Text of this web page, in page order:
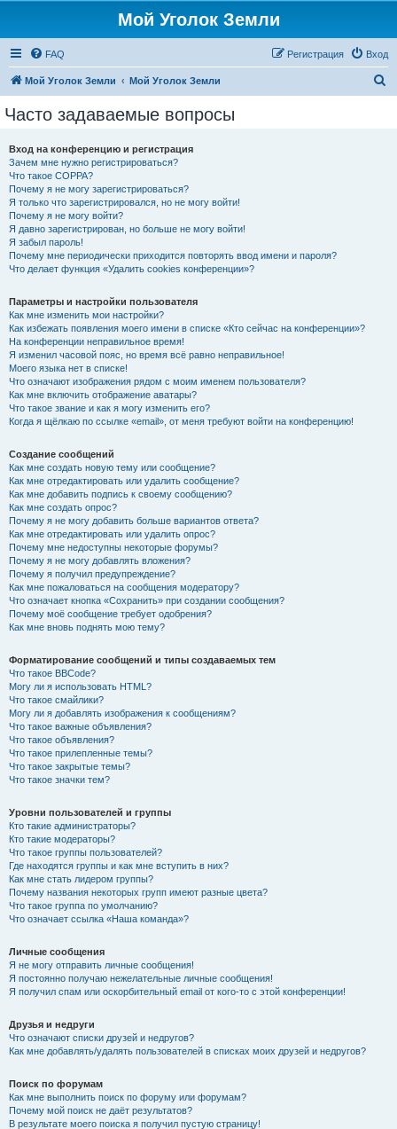
Мой Уголок Земли
FAQ Вход
Регистрация
Мой Уголок Земли Мой Уголок Земли
Часто задаваемые вопросы
Вход на конференцию и регистрация
Зачем мне нужно регистрироваться?
Что такое COPPA?
Почему я не могу зарегистрироваться?
Я только что зарегистрировался, но не могу войти!
Почему я не могу войти?
Я давно зарегистрирован, но больше не могу войти!
Я забыл пароль!
Почему мне периодически приходится повторять ввод имени и пароля?
Что делает функция «Удалить cookies конференции»?
Параметры и настройки пользователя
Как мне изменить мои настройки?
Как избежать появления моего имени в списке «Кто сейчас на конференции»?
На конференции неправильное время!
Я изменил часовой пояс, но время всё равно неправильное!
Моего языка нет в списке!
Что означают изображения рядом с моим именем пользователя?
Как мне включить отображение аватары?
Что такое звание и как я могу изменить его?
Когда я щёлкаю по ссылке «email», от меня требуют войти на конференцию!
Создание сообщений
Как мне создать новую тему или сообщение?
Как мне отредактировать или удалить сообщение?
Как мне добавить подпись к своему сообщению?
Как мне создать опрос?
Почему я не могу добавить больше вариантов ответа?
Как мне отредактировать или удалить опрос?
Почему мне недоступны некоторые форумы?
Почему я не могу добавлять вложения?
Почему я получил предупреждение?
Как мне пожаловаться на сообщения модератору?
Что означает кнопка «Сохранить» при создании сообщения?
Почему моё сообщение требует одобрения?
Как мне вновь поднять мою тему?
Форматирование сообщений и типы создаваемых тем
Что такое BBCode?
Могу ли я использовать HTML?
Что такое смайлики?
Могу ли я добавлять изображения к сообщениям?
Что такое важные объявления?
Что такое объявления?
Что такое прилепленные темы?
Что такое закрытые темы?
Что такое значки тем?
Уровни пользователей и группы
Кто такие администраторы?
Кто такие модераторы?
Что такое группы пользователей?
Где находятся группы и как мне вступить в них?
Как мне стать лидером группы?
Почему названия некоторых групп имеют разные цвета?
Что такое группа по умолчанию?
Что означает ссылка «Наша команда»?
Личные сообщения
Я не могу отправить личные сообщения!
Я постоянно получаю нежелательные личные сообщения!
Я получил спам или оскорбительный email от кого-то с этой конференции!
Друзья и недруги
Что означают списки друзей и недругов?
Как мне добавлять/удалять пользователей в списках моих друзей и недругов?
Поиск по форумам
Как мне выполнить поиск по форуму или форумам?
Почему мой поиск не даёт результатов?
В результате моего поиска я получил пустую страницу!